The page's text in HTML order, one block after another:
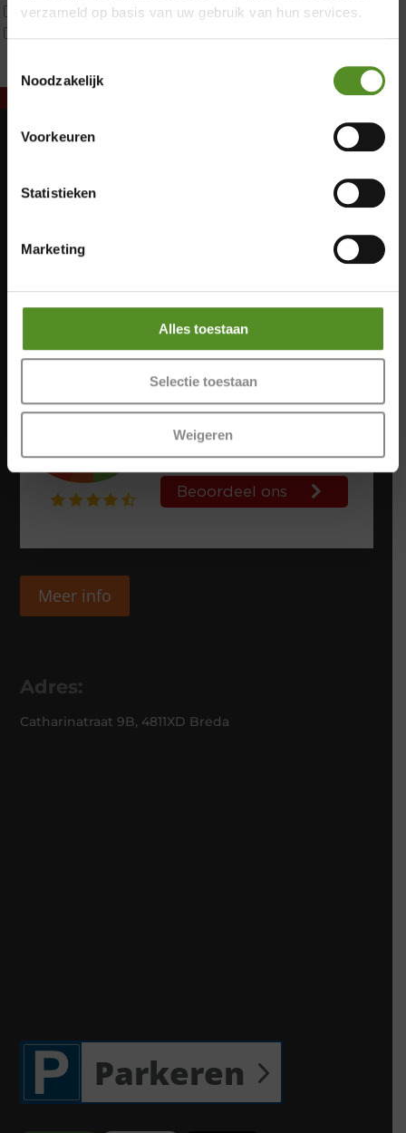
verzameld op basis van uw gebruik van hun services.
Noodzakelijk
Voorkeuren
Statistieken
Marketing
Alles toestaan
Selectie toestaan
Weigeren
Tweepersoons 2 kernen
Dinsdag: Gesloten
Vrijdag: 12:00 – 17:00
Zondag: 12:00 – 17:00
Meer info
Adres:
Catharinatraat 9B, 4811XD Breda
Parkeren
Donderdag 12:00 – 17:00
Zaterdag 12:00 – 17:00